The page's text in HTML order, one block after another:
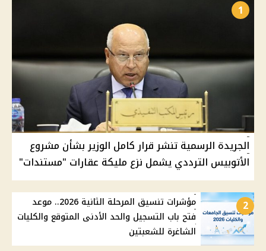
1
الجريدة الرسمية تنشر قرار كامل الوزير بشأن مشروع
الأتوبيس الترددي يشمل نزع مليكة عقارات "مستندات"
2
مؤشرات تنسيق المرحلة الثانية 2026.. موعد
فتح باب التسجيل والحد الأدنى المتوقع والكليات
الشاغرة للشعبتين